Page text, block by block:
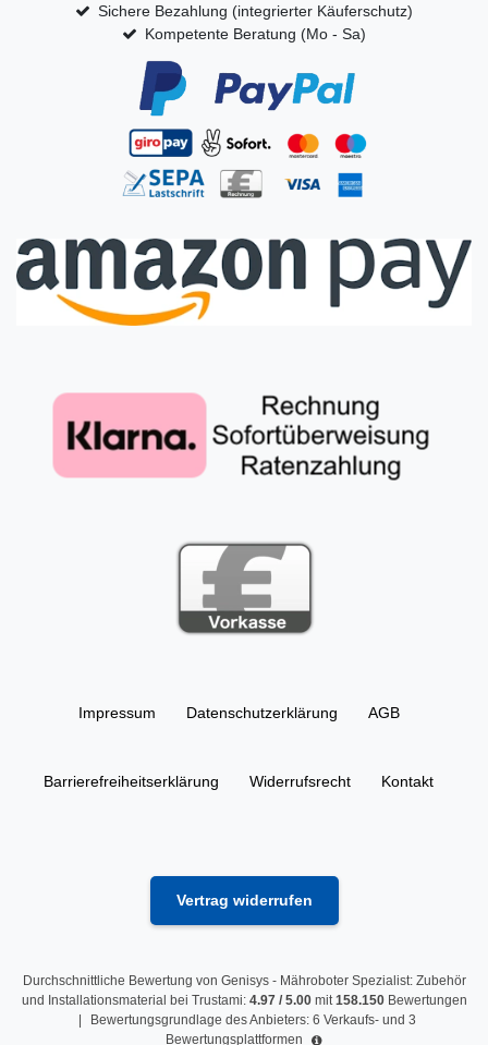
Sichere Bezahlung (integrierter Käuferschutz)
Kompetente Beratung (Mo - Sa)
Impressum Daten­schutz­erklärung AGB
Barrierefreiheitserklärung Widerrufs­recht Kontakt
Vertrag widerrufen
Durchschnittliche Bewertung von Genisys - Mähroboter Spezialist: Zubehör
und Installationsmaterial bei Trustami: 4.97/ 5.00mit158.150 Bewertungen
Bewertungsgrundlage des Anbieters: 6 Verkaufs- und 3
Bewertungsplattformen